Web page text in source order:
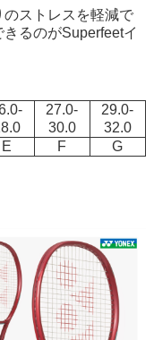
ストレスを軽減で
るのがSuperfeetイ
27.0-
30.0
29.0-
32.0
E F G